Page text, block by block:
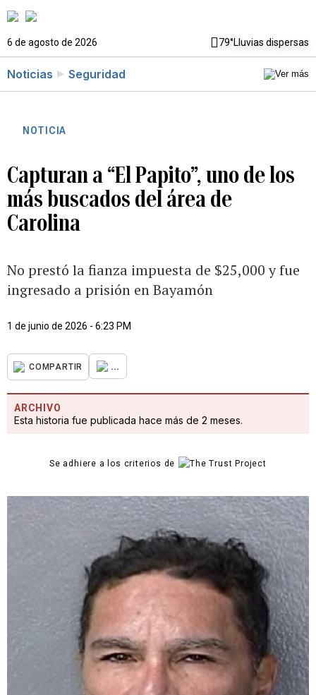
6 de agosto de 2026 79°Lluvias dispersas
Noticias Seguridad
NOTICIA
Capturan a “El Papito”, uno de los
más buscados del área de
Carolina
No prestó la fianza impuesta de $25,000 y fue
ingresado a prisión en Bayamón
1 de junio de 2026 - 6:23 PM
COMPARTIR ...
ARCHIVO
Esta historia fue publicada hace más de 2 meses.
Se adhiere a los criterios de